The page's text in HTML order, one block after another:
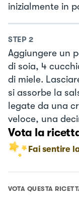
inizialmente in
STEP 2
Aggiungere un
di soia, 4
di miele.
si assorbe la
legate da una
veloce, una
Vota la
Fai sentire
VOTA QUESTA